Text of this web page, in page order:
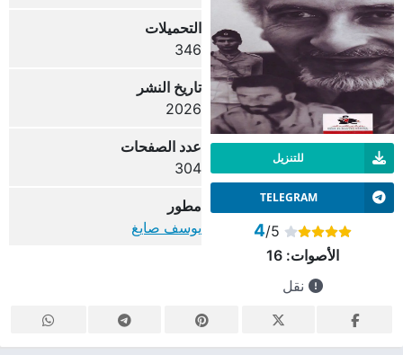
للتنزيل
TELEGRAM
4/5
الأصوات:16
نقل
التحميلات
346
تاريخ النشر
2026
عدد الصفحات
304
مطور
يوسف صايغ